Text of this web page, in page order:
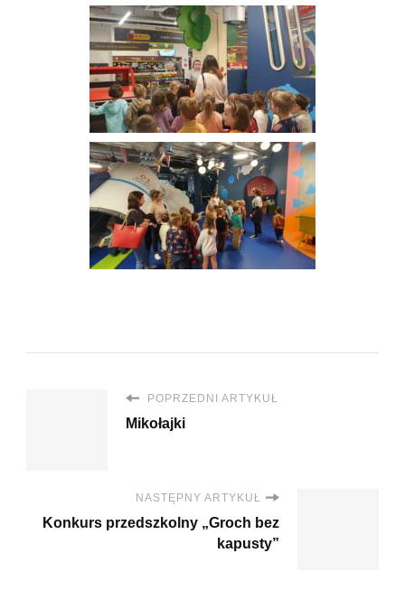
POPRZEDNI ARTYKUŁ
Mikołajki
NASTĘPNY ARTYKUŁ
Konkurs przedszkolny „Groch bez
kapusty”